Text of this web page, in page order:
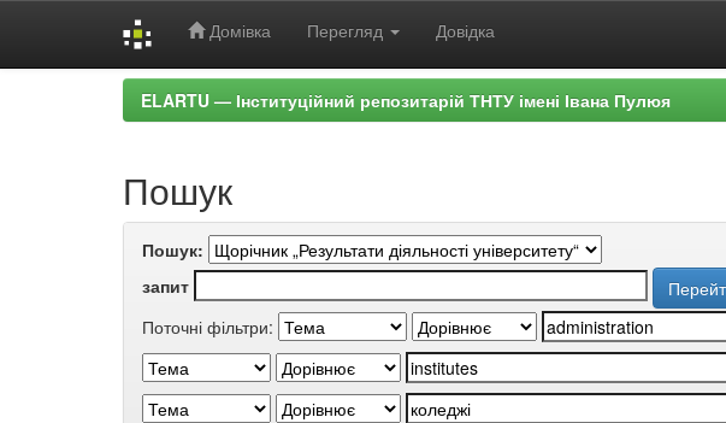
Домівка Перегляд Довідка
ELARTU — Інституційний репозитарій ТНТУ імені Івана Пулюя
Пошук
Пошук:
запит
Поточні фільтри: